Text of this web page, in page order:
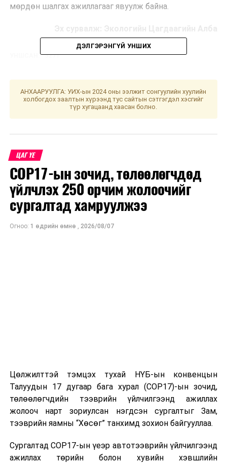
мөрдөн шалгах ажиллагааг явуулж байна.
3271
Хөрөнгө, орлогын мэдүүлэгүүд дэх “гайхамшиг”
ӨМНӨХ МЭДЭЭ
Салхитын мөнгө, алтны ордын одоогийн нөөцийг 2-3
дахин нэмэгдүүлэх боломжтой гэв
ДЭЛГЭРЭНГҮЙ УНШИХ
АНХААРУУЛГА: УИХ-ын 2024 оны ээлжит сонгуулийн хуулийн
холбогдох заалтын хүрээнд тус сайтын сэтгэгдэл хэсгийг
түр хугацаанд хаасан болно.
ЦАГ ҮЕ
COP17-ын зочид, төлөөлөгчдөд
үйлчлэх 250 орчим жолоочийг
сургалтад хамруулжээ
Огноо: 1 өдрийн өмнө , 2026/08/07
Цөлжилттэй тэмцэх тухай НҮБ-ын конвенцын
Талуудын 17 дугаар бага хурал (COP17)-ын зочид,
төлөөлөгчдийн тээврийн үйлчилгээнд ажиллах
жолооч нарт зориулсан нэгдсэн сургалтыг Зам,
тээврийн яамны “Хөсөг” танхимд зохион байгууллаа.
Сургалтад COP17-ын үеэр автотээврийн үйлчилгээнд
ажиллах төрийн болон хувийн хэвшлийн